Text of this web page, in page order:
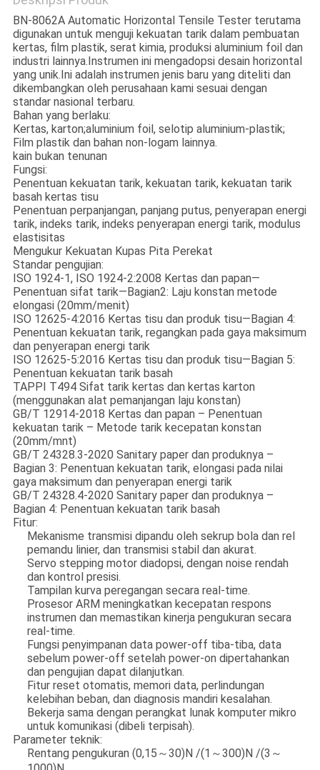
BN-8062A Automatic Horizontal Tensile Tester terutama
digunakan untuk menguji kekuatan tarik dalam pembuatan
kertas, film plastik, serat kimia, produksi aluminium foil dan
industri lainnya.Instrumen ini mengadopsi desain horizontal
yang unik.Ini adalah instrumen jenis baru yang diteliti dan
dikembangkan oleh perusahaan kami sesuai dengan
standar nasional terbaru.
Bahan yang berlaku:
Kertas, karton;aluminium foil, selotip aluminium-plastik;
Film plastik dan bahan non-logam lainnya.
kain bukan tenunan
Fungsi:
Penentuan kekuatan tarik, kekuatan tarik, kekuatan tarik
basah kertas tisu
Penentuan perpanjangan, panjang putus, penyerapan energi
tarik, indeks tarik, indeks penyerapan energi tarik, modulus
elastisitas
Mengukur Kekuatan Kupas Pita Perekat
Standar pengujian:
ISO 1924-1, ISO 1924-2:2008 Kertas dan papan—
Penentuan sifat tarik—Bagian2: Laju konstan metode
elongasi (20mm/menit)
ISO 12625-4:2016 Kertas tisu dan produk tisu—Bagian 4:
Penentuan kekuatan tarik, regangkan pada gaya maksimum
dan penyerapan energi tarik
ISO 12625-5:2016 Kertas tisu dan produk tisu—Bagian 5:
Penentuan kekuatan tarik basah
TAPPI T494 Sifat tarik kertas dan kertas karton
(menggunakan alat pemanjangan laju konstan)
GB/T 12914-2018 Kertas dan papan – Penentuan
kekuatan tarik – Metode tarik kecepatan konstan
(20mm/mnt)
GB/T 24328.3-2020 Sanitary paper dan produknya –
Bagian 3: Penentuan kekuatan tarik, elongasi pada nilai
gaya maksimum dan penyerapan energi tarik
GB/T 24328.4-2020 Sanitary paper dan produknya –
Bagian 4: Penentuan kekuatan tarik basah
Fitur:
Mekanisme transmisi dipandu oleh sekrup bola dan rel
pemandu linier, dan transmisi stabil dan akurat.
Servo stepping motor diadopsi, dengan noise rendah
dan kontrol presisi.
Tampilan kurva peregangan secara real-time.
Prosesor ARM meningkatkan kecepatan respons
instrumen dan memastikan kinerja pengukuran secara
real-time.
Fungsi penyimpanan data power-off tiba-tiba, data
sebelum power-off setelah power-on dipertahankan
dan pengujian dapat dilanjutkan.
Fitur reset otomatis, memori data, perlindungan
kelebihan beban, dan diagnosis mandiri kesalahan.
Bekerja sama dengan perangkat lunak komputer mikro
untuk komunikasi (dibeli terpisah).
Parameter teknik:
Rentang pengukuran (0,15～30)N /(1～300)N /(3～